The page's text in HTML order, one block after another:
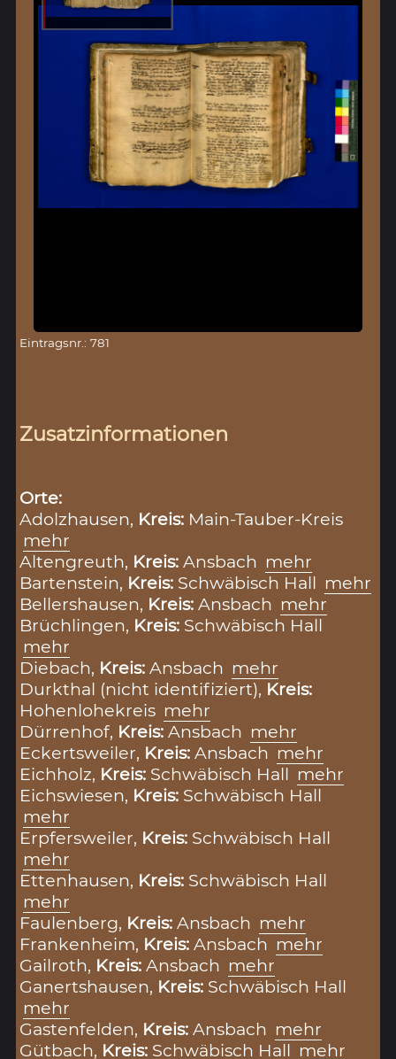
Eintragsnr.: 781
Zusatzinformationen
Orte:
Adolzhausen, Kreis: Main-Tauber-Kreis
mehr
Altengreuth, Kreis:Ansbach mehr
Bartenstein, Kreis: Schwäbisch Hall mehr
Bellershausen, Kreis:Ansbach mehr
Brüchlingen, Kreis: Schwäbisch Hall
mehr
Diebach, Kreis:Ansbach mehr
Durkthal (nicht identifiziert), Kreis:
Hohenlohekreis mehr
Dürrenhof, Kreis:Ansbach mehr
Eckertsweiler, Kreis:Ansbach mehr
Eichholz, Kreis: Schwäbisch Hall mehr
Eichswiesen, Kreis: Schwäbisch Hall
mehr
Erpfersweiler, Kreis: Schwäbisch Hall
mehr
Ettenhausen, Kreis: Schwäbisch Hall
mehr
Faulenberg, Kreis:Ansbach mehr
Frankenheim, Kreis:Ansbach mehr
Gailroth, Kreis:Ansbach mehr
Ganertshausen, Kreis: Schwäbisch Hall
mehr
Gastenfelden, Kreis:Ansbach mehr
Gütbach, Kreis: Schwäbisch Hall mehr